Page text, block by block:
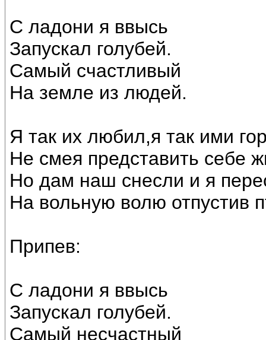
С ладони я ввысь
Запускал голубей.
Самый счастливый
На земле из людей.
Я так их любил,я так ими
Не смея представить себе
Но дам наш снесли и я
На вольную волю отпустив
Припев:
С ладони я ввысь
Запускал голубей.
Самый несчастный